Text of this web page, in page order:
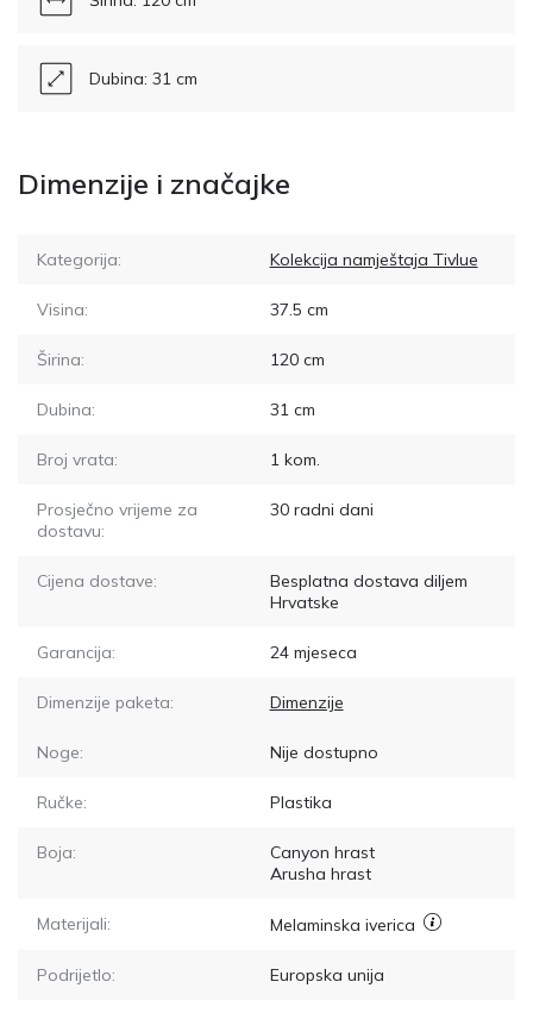
Dubina: 31 cm
Dimenzije i značajke
Kategorija: Kolekcija namještaja Tivlue
Visina: 37.5 cm
Širina: 120cm
Dubina: 31cm
Broj vrata: 1kom.
Prosječno vrijeme za
dostavu:
30radni dani
Cijena dostave:
Besplatna dostava diljem
Hrvatske
Garancija: 24 mjeseca
Dimenzije paketa: Dimenzije
Noge: Nije dostupno
Ručke: Plastika
Boja:
Canyon hrast
Arusha hrast
Materijali: Melaminska iverica
Podrijetlo: Europska unija